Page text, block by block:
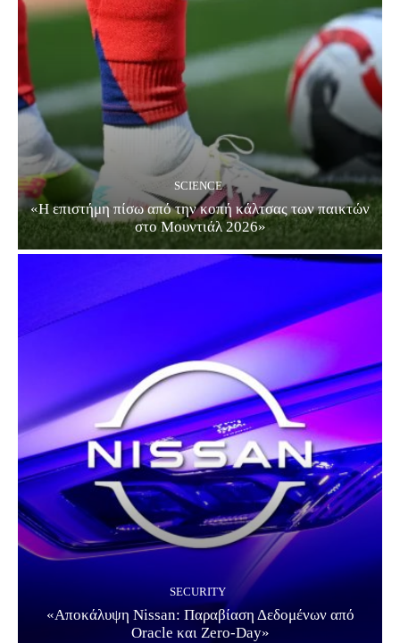
SCIENCE
«Η επιστήμη πίσω από την κοπή κάλτσας των παικτών
στο Μουντιάλ 2026»
SECURITY
«Αποκάλυψη Nissan: Παραβίαση Δεδομένων από
Oracle και Zero-Day»